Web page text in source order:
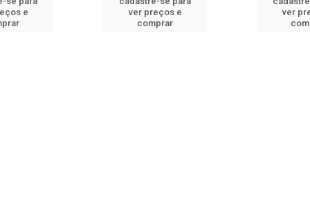
e
ver preços e
comprar
ver